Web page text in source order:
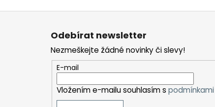
Odebírat newsletter
Nezmeškejte žádné novinky či slevy!
E-mail
Vložením e-mailu souhlasím s